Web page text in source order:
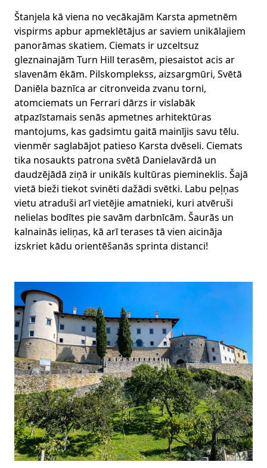
Štanjela kā viena no vecākajām Karsta apmetnēm
vispirms apbur apmeklētājus ar saviem unikālajiem
panorāmas skatiem. Ciemats ir uzceltsuz
gleznainajām Turn Hill terasēm, piesaistot acis ar
slavenām ēkām. Pilskomplekss, aizsargmūri, Svētā
Daniēla baznīca ar citronveida zvanu torni,
atomciemats un Ferrari dārzs ir vislabāk
atpazīstamais senās apmetnes arhitektūras
mantojums, kas gadsimtu gaitā mainījis savu tēlu.
vienmēr saglabājot patieso Karsta dvēseli. Ciemats
tika nosaukts patrona svētā Danielavārdā un
daudzējādā ziņā ir unikāls kultūras piemineklis. Šajā
vietā bieži tiekot svinēti dažādi svētki. Labu peļņas
vietu atraduši arī vietējie amatnieki, kuri atvēruši
nelielas bodītes pie savām darbnīcām. Šaurās un
kalnainās ieliņas, kā arī terases tā vien aicināja
izskriet kādu orientēšanās sprinta distanci!